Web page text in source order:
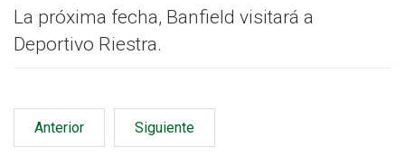
La próxima fecha, Banfield visitará a
Deportivo Riestra.
Anterior Siguiente